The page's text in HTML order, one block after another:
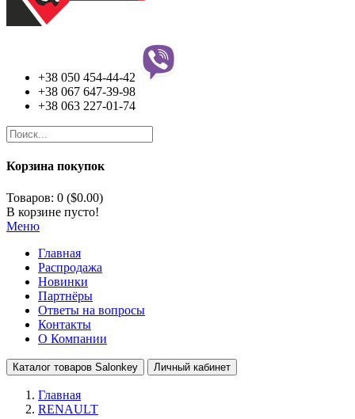
+38 050 454-44-42
+38 067 647-39-98
+38 063 227-01-74
Корзина покупок
Товаров: 0 ($0.00)
В корзине пусто!
Меню
Главная
Распродажа
Новинки
Партнёры
Ответы на вопросы
Контакты
О Компании
Каталог товаров Salonkey Личный кабинет
Главная
RENAULT